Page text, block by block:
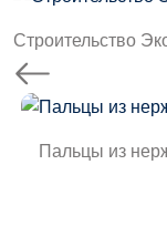
Строительство
Пальцы из